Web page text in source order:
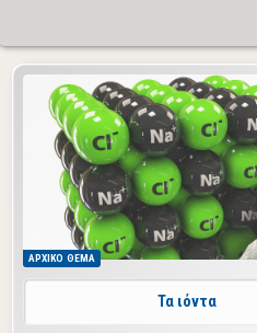
ΑΡΧΙΚΟ ΘΕΜΑ
Τα ιόντα